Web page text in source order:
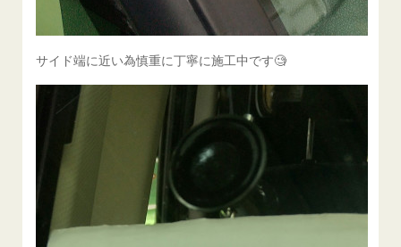
サイド端に近い為慎重に丁寧に施工中です🧐